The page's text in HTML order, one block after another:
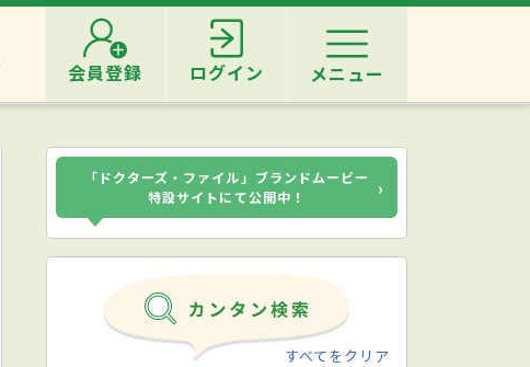
会員登録 ログイン メニュー
「ドクターズ・ファイル」ブランドムービー
特設サイトにて公開中！
›
すべてをクリア